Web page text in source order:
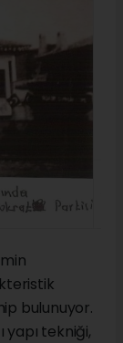
bulunuyor.
yapı tekniği,